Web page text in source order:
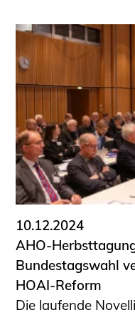
10.12.2024
AHO-
Bundestagswahl
HOAI-Reform
Die laufende